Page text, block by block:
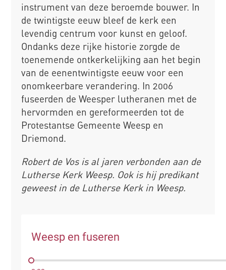
instrument van deze beroemde bouwer. In
de twintigste eeuw bleef de kerk een
levendig centrum voor kunst en geloof.
Ondanks deze rijke historie zorgde de
toenemende ontkerkelijking aan het begin
van de eenentwintigste eeuw voor een
onomkeerbare verandering. In 2006
fuseerden de Weesper lutheranen met de
hervormden en gereformeerden tot de
Protestantse Gemeente Weesp en
Driemond.
Robert de Vos is al jaren verbonden aan de
Lutherse Kerk Weesp. Ook is hij predikant
geweest in de Lutherse Kerk in Weesp.
Weesp en fuseren